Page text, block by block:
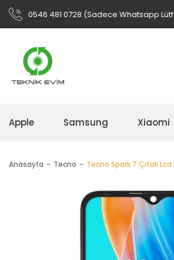
0546 481 0728 (Sadece Whatsapp
Apple Samsung Xiaomi
Anasayfa Tecno Tecno Spark 7 Çıtalı